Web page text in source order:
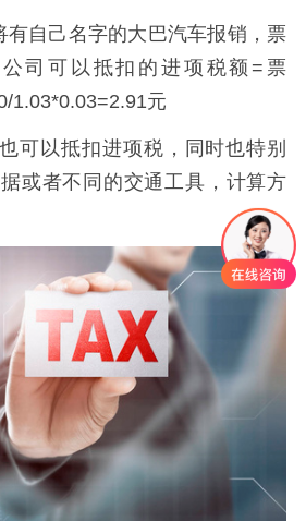
有自己名字的大巴汽车报销，票
司可以抵扣的进项税额=票
1.03*0.03=2.91元
可以抵扣进项税，同时也特别
或者不同的交通工具，计算方